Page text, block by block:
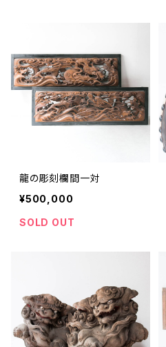
龍の彫刻欄間一対
¥500,000
SOLD OUT